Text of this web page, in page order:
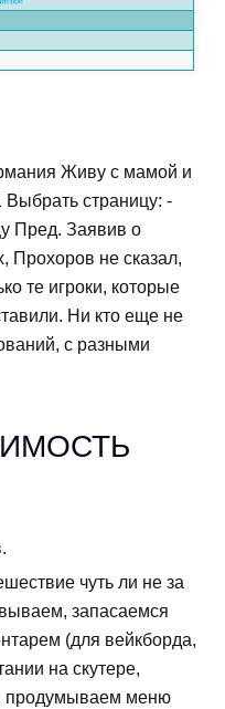
Живу с мамой и
страницу: -
Пред. Заявив о
Прохоров не сказал,
те игроки, которые
Ни кто еще не
с разными
чуть ли не за
запасаемся
(для вейкборда,
на скутере,
продумываем меню